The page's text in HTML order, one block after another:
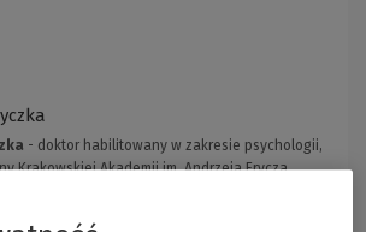
- doktor habilitowany w zakresie psychologii,
Krakowskiej Akademii im. Andrzeja Frycza